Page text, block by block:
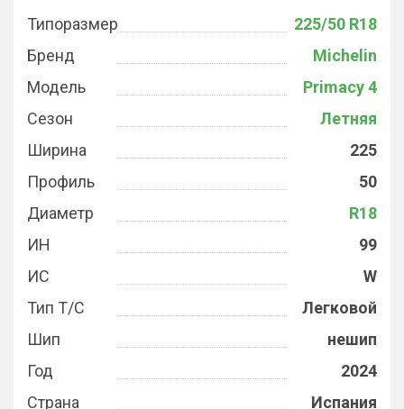
Типоразмер
225/50 R18
Бренд
Michelin
Модель
Primacy 4
Сезон
Летняя
Ширина
225
Профиль
50
Диаметр
R18
ИН
99
ИС
W
Тип Т/С
Легковой
Шип
нешип
Год
2024
Страна
Испания